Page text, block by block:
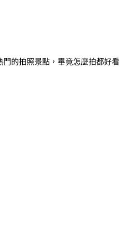
門的拍照景點，畢竟怎麼拍都好看